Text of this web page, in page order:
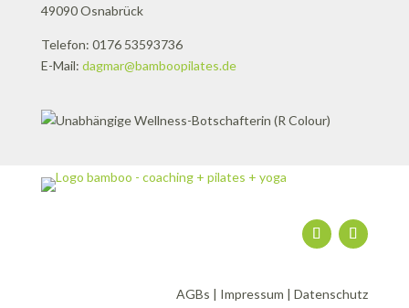
49090 Osnabrück
Telefon: 0176 53593736
E-Mail: dagmar@bamboopilates.de
AGBs | Impressum |Datenschutz